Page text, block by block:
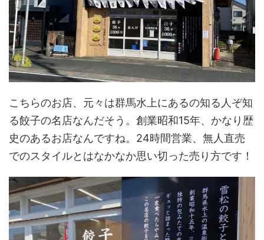
こちらのお店、元々は群馬水上にあるの知る人ぞ知
る餃子の名店なんだそう。創業昭和15年、かなり歴
史のあるお店なんですね。24時間営業、無人直売
でのスタイルとはなかなか思い切った売り方です！